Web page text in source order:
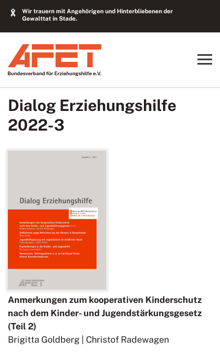
Wir trauern mit Angehörigen und Hinterbliebenen der
Gewalttat in Stade.
Dialog Erziehungshilfe
2022-3
Anmerkungen zum kooperativen Kinderschutz
nach dem Kinder- und Jugendstärkungsgesetz
(Teil 2)
Brigitta Goldberg | Christof Radewagen